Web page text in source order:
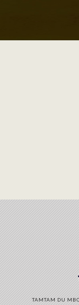
TAMTAM DU